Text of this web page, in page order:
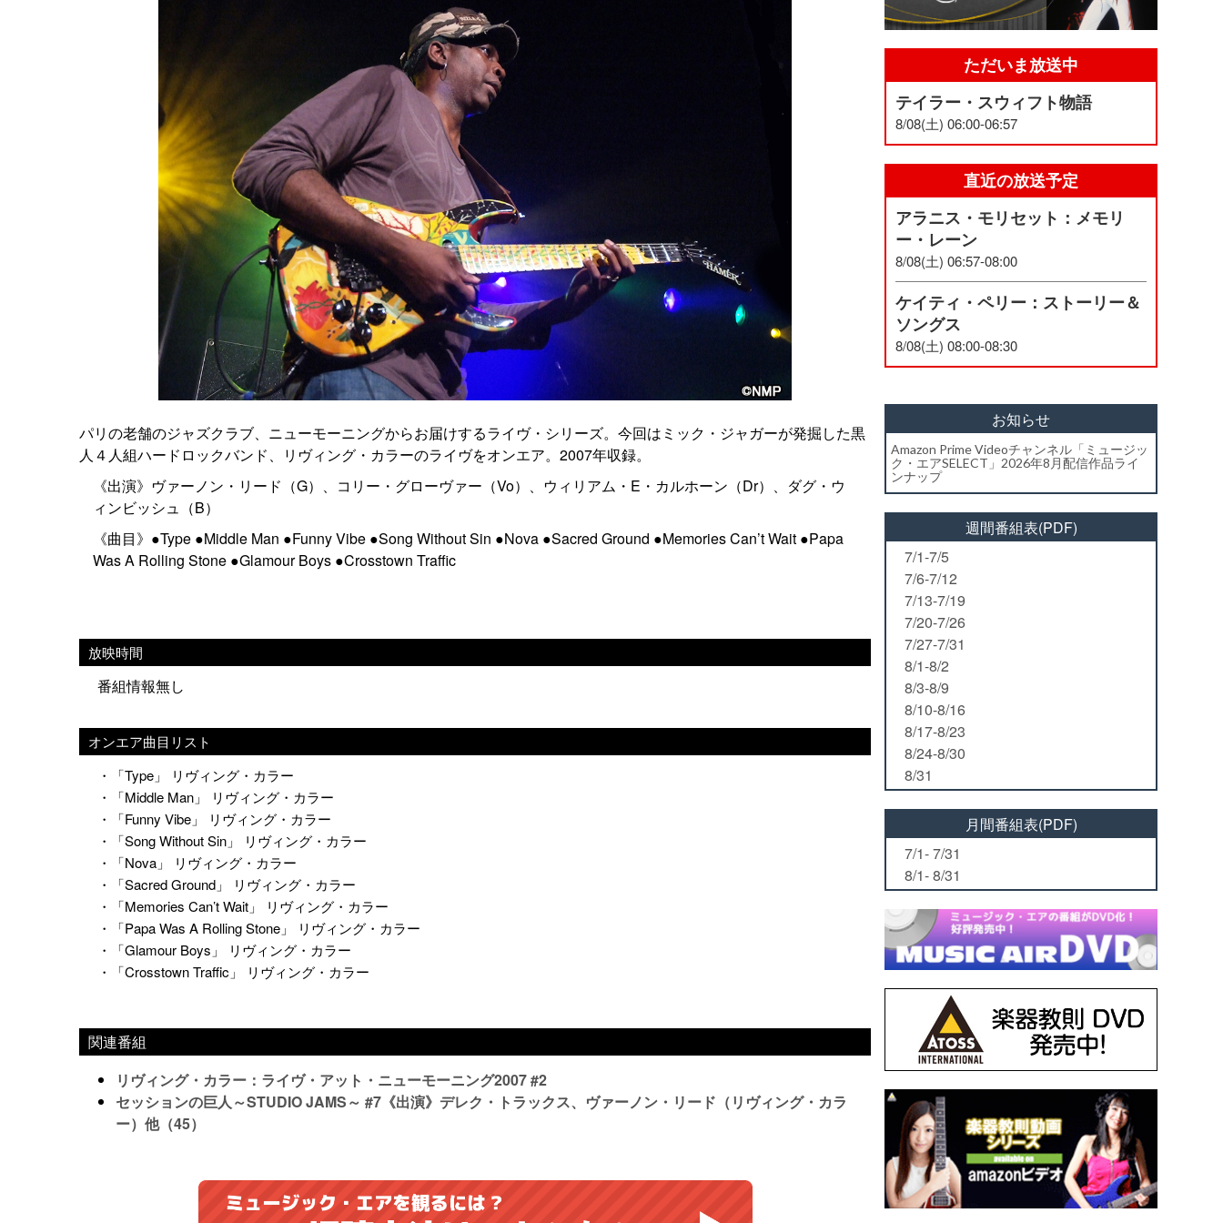
パリの老舗のジャズクラブ、ニューモーニングからお届けするライヴ・シリーズ。今回はミック・ジャガーが発掘した黒
人４人組ハードロックバンド、リヴィング・カラーのライヴをオンエア。2007年収録。
《出演》ヴァーノン・リード（G）、コリー・グローヴァー（Vo）、ウィリアム・E・カルホーン（Dr）、ダグ・ウ
ィンビッシュ（B）
《曲目》●Type ●Middle Man ●Funny Vibe ●Song Without Sin ●Nova ●Sacred Ground ●Memories Can’t Wait ●Papa
Was A Rolling Stone ●Glamour Boys ●Crosstown Traffic
放映時間
番組情報無し
オンエア曲目リスト
・「Type」 リヴィング・カラー
・「Middle Man」 リヴィング・カラー
・「Funny Vibe」 リヴィング・カラー
・「Song Without Sin」 リヴィング・カラー
・「Nova」 リヴィング・カラー
・「Sacred Ground」 リヴィング・カラー
・「Memories Can’t Wait」 リヴィング・カラー
・「Papa Was A Rolling Stone」 リヴィング・カラー
・「Glamour Boys」 リヴィング・カラー
・「Crosstown Traffic」 リヴィング・カラー
関連番組
リヴィング・カラー：ライヴ・アット・ニューモーニング2007 #2
セッションの巨人～STUDIO JAMS～ #7《出演》デレク・トラックス、ヴァーノン・リード（リヴィング・カラ
ー）他（45）
ただいま放送中
テイラー・スウィフト物語
8/08(土) 06:00-06:57
直近の放送予定
アラニス・モリセット：メモリ
ー・レーン
8/08(土) 06:57-08:00
ケイティ・ペリー：ストーリー＆
ソングス
8/08(土) 08:00-08:30
お知らせ
Amazon Prime Videoチャンネル「ミュージッ
ク・エアSELECT」2026年8月配信作品ライ
ンナップ
週間番組表(PDF)
7/1-7/5
7/6-7/12
7/13-7/19
7/20-7/26
7/27-7/31
8/1-8/2
8/3-8/9
8/10-8/16
8/17-8/23
8/24-8/30
8/31
月間番組表(PDF)
7/1- 7/31
8/1- 8/31